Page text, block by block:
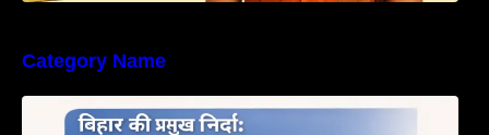
Category Name
बिहार की नदियों का विस्तृत अध्ययन | Geography of
Rivers in Bihar